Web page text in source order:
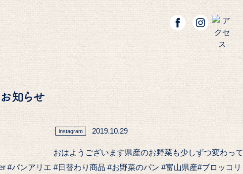
お知らせ
instagram 2019.10.29
おはようございます県産のお野菜も少しずつ変わって
パンアリエ #日替わり商品 #お野菜のパン #富山県産#ブロッコリ